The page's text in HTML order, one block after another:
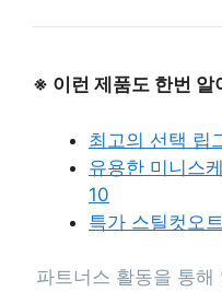
※ 이런 제품도 한번 알
최고의 선택 립
유용한 미니스
10
특가 스틸컷오
파트너스 활동을 통